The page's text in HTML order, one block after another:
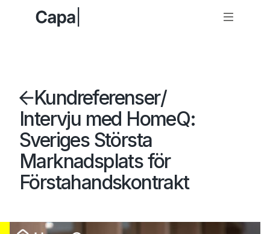
Kundreferenser/
Intervju med HomeQ:
Sveriges Största
Marknadsplats för
Förstahandskontrakt